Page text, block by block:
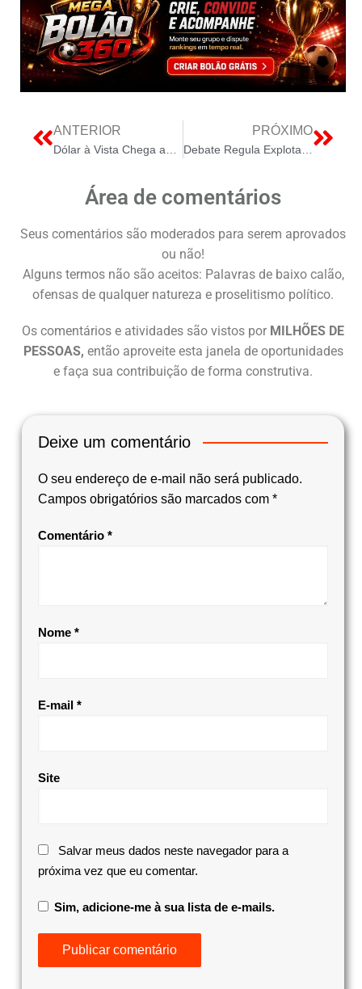
ANTERIOR PRÓXIMO
Área de comentários
Seus comentários são moderados para serem aprovados
ou não!
Alguns termos não são aceitos: Palavras de baixo calão,
ofensas de qualquer natureza e proselitismo político.
Os comentários e atividades são vistos por MILHÕES DE
PESSOAS, então aproveite esta janela de oportunidades
e faça sua contribuição de forma construtiva.
Deixe um comentário
O seu endereço de e-mail não será publicado.
Campos obrigatórios são marcados com *
Comentário *
Nome *
E-mail *
Site
Salvar meus dados neste navegador para a
próxima vez que eu comentar.
Sim, adicione-me à sua lista de e-mails.